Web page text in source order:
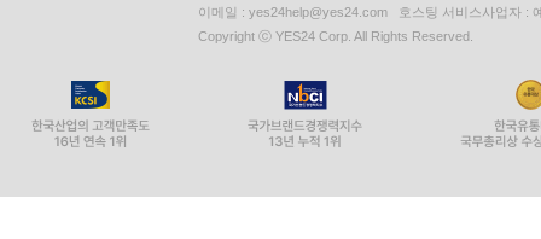
이메일 : yes24help@yes24.com 호스팅 서비스사업자 :
Copyright ⓒ YES24 Corp. All Rights Reserved.